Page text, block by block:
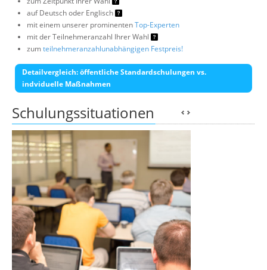
auf Deutsch oder Englisch
mit einem unserer prominentenTop-Experten
mit der Teilnehmeranzahl Ihrer Wahl
zumteilnehmeranzahlunabhängigen Festpreis!
Detailvergleich: öffentliche Standardschulungen vs.
indviduelle Maßnahmen
Schulungssituationen